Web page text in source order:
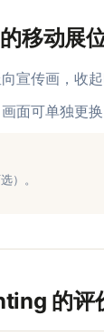
移动展
宣传画，收
面可单独更
）。
的评